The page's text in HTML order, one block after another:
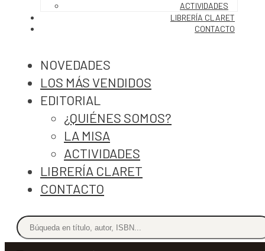
ACTIVIDADES
LIBRERÍA CLARET
CONTACTO
NOVEDADES
LOS MÁS VENDIDOS
EDITORIAL
¿QUIÉNES SOMOS?
LA MISA
ACTIVIDADES
LIBRERÍA CLARET
CONTACTO